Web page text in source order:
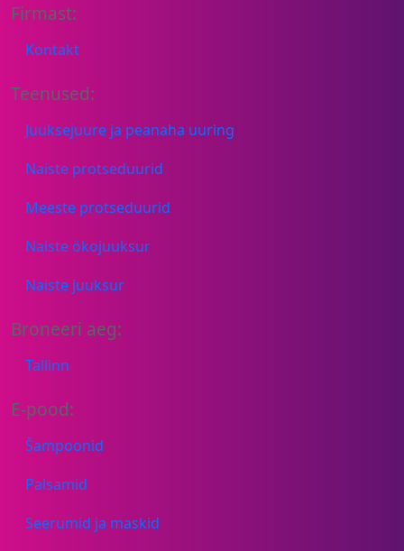
Firmast:
Kontakt
Teenused:
Juuksejuure ja peanaha uuring
Naiste protseduurid
Meeste protseduurid
Naiste ökojuuksur
Naiste juuksur
Broneeri aeg:
Tallinn
E-pood:
Šampoonid
Palsamid
Seerumid ja maskid